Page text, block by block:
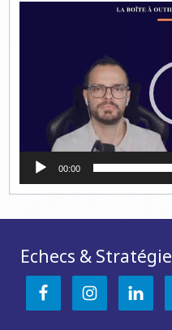
00:00
Echecs & Stratégie